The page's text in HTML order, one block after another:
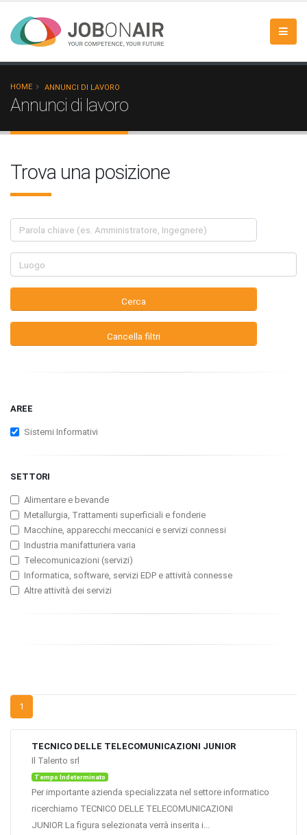
HOME ANNUNCI DI LAVORO
Annunci di lavoro
Trova una posizione
Cancella filtri
AREE
Sistemi Informativi
SETTORI
Alimentare e bevande
Metallurgia, Trattamenti superficiali e fonderie
Macchine, apparecchi meccanici e servizi connessi
Industria manifatturiera varia
Telecomunicazioni (servizi)
Informatica, software, servizi EDP e attività connesse
Altre attività dei servizi
1
TECNICO DELLE TELECOMUNICAZIONI JUNIOR
Il Talento srl
Tempo Indeterminato
Per importante azienda specializzata nel settore informatico
ricerchiamo TECNICO DELLE TELECOMUNICAZIONI
JUNIOR La figura selezionata verrà inserita i...